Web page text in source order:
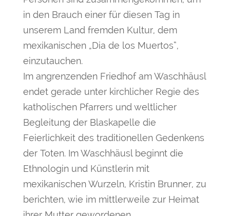
in den Brauch einer für diesen Tag in
unserem Land fremden Kultur, dem
mexikanischen „Dia de los Muertos“,
einzutauchen.
Im angrenzenden Friedhof am Waschhäusl
endet gerade unter kirchlicher Regie des
katholischen Pfarrers und weltlicher
Begleitung der Blaskapelle die
Feierlichkeit des traditionellen Gedenkens
der Toten. Im Waschhäusl beginnt die
Ethnologin und Künstlerin mit
mexikanischen Wurzeln, Kristin Brunner, zu
berichten, wie im mittlerweile zur Heimat